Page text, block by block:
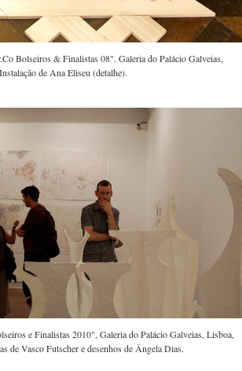
Bolseiros & Finalistas 08". Galeria do Palácio Galveias,
de Ana Eliseu (detalhe).
e Finalistas 2010", Galeria do Palácio Galveias, Lisboa,
de Vasco Futscher e desenhos de Ângela Dias.